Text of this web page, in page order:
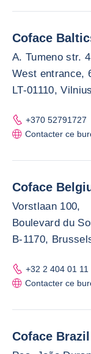
Coface
A. Tumeno str. 4
West entrance,
LT-01110, Vilnius
+370 52791727
Contacter ce
Coface
Vorstlaan 100,
Boulevard du
B-1170,
+32 2 404 01 11
Contacter ce
Coface Brazil